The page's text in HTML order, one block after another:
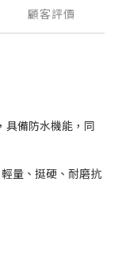
顧客評價
具備防水機能，同
量、挺硬、耐磨抗